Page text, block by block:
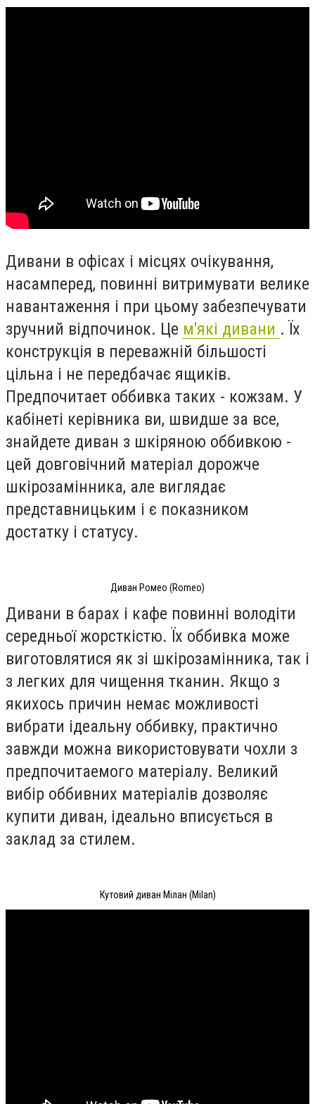
Дивани в офісах і місцях очікування,
насамперед, повинні витримувати велике
навантаження і при цьому забезпечувати
зручний відпочинок. Це м'які дивани . Їх
конструкція в переважній більшості
цільна і не передбачає ящиків.
Предпочитает оббивка таких - кожзам. У
кабінеті керівника ви, швидше за все,
знайдете диван з шкіряною оббивкою -
цей довговічний матеріал дорожче
шкірозамінника, але виглядає
представницьким і є показником
достатку і статусу.
Диван Ромео (Romeo)
Дивани в барах і кафе повинні володіти
середньої жорсткістю. Їх оббивка може
виготовлятися як зі шкірозамінника, так і
з легких для чищення тканин. Якщо з
якихось причин немає можливості
вибрати ідеальну оббивку, практично
завжди можна використовувати чохли з
предпочитаемого матеріалу. Великий
вибір оббивних матеріалів дозволяє
купити диван, ідеально вписується в
заклад за стилем.
Кутовий диван Мілан (Milan)